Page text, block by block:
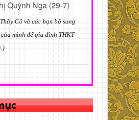
Quỳnh Nga (29-7)
Cô và các bạn bổ sung
mình để gia đình THKT